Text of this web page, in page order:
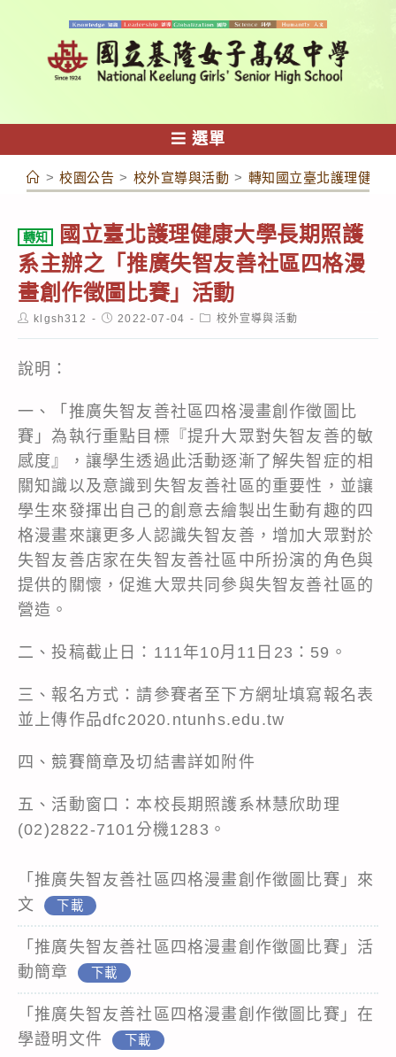
容
選單
> 校園公告 > 校外宣導與活動 > 轉知國立臺北護理健康
轉知
國立臺北護理健康大學長期照護
系主辦之「推廣失智友善社區四格漫
畫創作徵圖比賽」活動
Postklgsh312
Post2022-07-04
Post校外宣導與活動
說明：
一、「推廣失智友善社區四格漫畫創作徵圖比
賽」為執行重點目標『提升大眾對失智友善的敏
感度』，讓學生透過此活動逐漸了解失智症的相
關知識以及意識到失智友善社區的重要性，並讓
學生來發揮出自己的創意去繪製出生動有趣的四
格漫畫來讓更多人認識失智友善，增加大眾對於
失智友善店家在失智友善社區中所扮演的角色與
提供的關懷，促進大眾共同參與失智友善社區的
營造。
二、投稿截止日：111年10月11日23：59。
三、報名方式：請參賽者至下方網址填寫報名表
並上傳作品dfc2020.ntunhs.edu.tw
四、競賽簡章及切結書詳如附件
五、活動窗口：本校長期照護系林慧欣助理
(02)2822-7101分機1283。
「推廣失智友善社區四格漫畫創作徵圖比賽」來
文
下載
「推廣失智友善社區四格漫畫創作徵圖比賽」活
動簡章
下載
「推廣失智友善社區四格漫畫創作徵圖比賽」在
學證明文件
下載